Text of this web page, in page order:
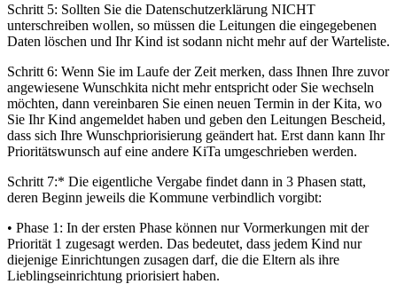
Schritt 5: Sollten Sie die Datenschutzerklärung NICHT
unterschreiben wollen, so müssen die Leitungen die eingegebenen
Daten löschen und Ihr Kind ist sodann nicht mehr auf der Warteliste.
Schritt 6: Wenn Sie im Laufe der Zeit merken, dass Ihnen Ihre zuvor
angewiesene Wunschkita nicht mehr entspricht oder Sie wechseln
möchten, dann vereinbaren Sie einen neuen Termin in der Kita, wo
Sie Ihr Kind angemeldet haben und geben den Leitungen Bescheid,
dass sich Ihre Wunschpriorisierung geändert hat. Erst dann kann Ihr
Prioritätswunsch auf eine andere KiTa umgeschrieben werden.
Schritt 7:* Die eigentliche Vergabe findet dann in 3 Phasen statt,
deren Beginn jeweils die Kommune verbindlich vorgibt:
• Phase 1: In der ersten Phase können nur Vormerkungen mit der
Priorität 1 zugesagt werden. Das bedeutet, dass jedem Kind nur
diejenige Einrichtungen zusagen darf, die die Eltern als ihre
Lieblingseinrichtung priorisiert haben.